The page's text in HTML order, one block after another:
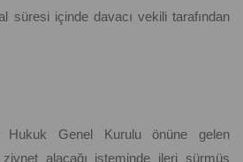
süresi içinde davacı vekili tarafından
Genel Kurulu önüne gelen
ziynet alacağı isteminde ileri sürmüş